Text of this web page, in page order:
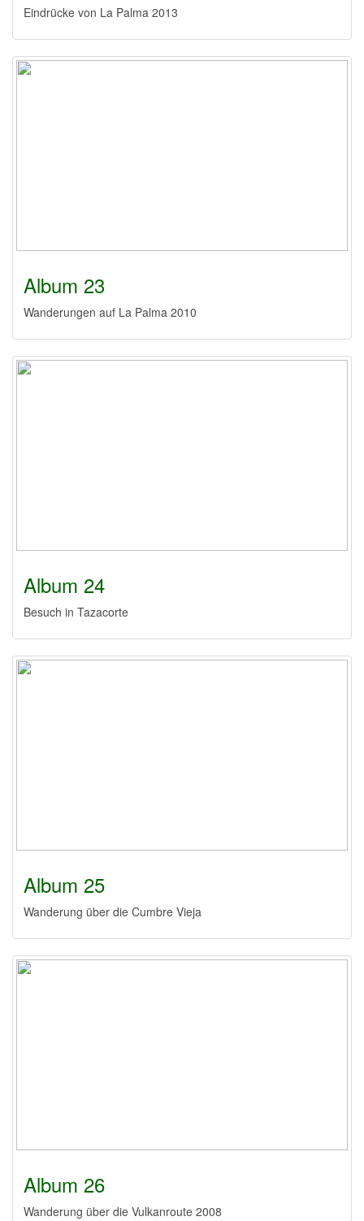
Eindrücke von La Palma 2013
Album 23
Wanderungen auf La Palma 2010
Album 24
Besuch in Tazacorte
Album 25
Wanderung über die Cumbre Vieja
Album 26
Wanderung über die Vulkanroute 2008